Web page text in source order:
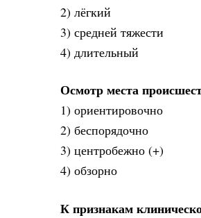
2) лёгкий
3) средней тяжести
4) длительный
Осмотр места
1) ориентировочно
2) беспорядочно
3) центробежно (+)
4) обзорно
К признакам